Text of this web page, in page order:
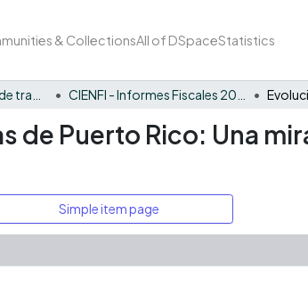
& CollectionsAll of DSpaceStatistics
de Puerto Rico: Una
Simple item page